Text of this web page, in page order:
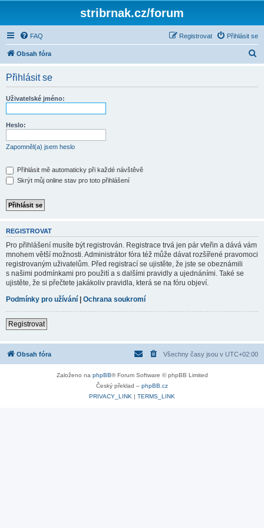
stribrnak.cz/forum
FAQ Přihlásit se
Registrovat
Obsah fóra
Přihlásit se
Uživatelské jméno:
Heslo:
Zapomněl(a) jsem heslo
Přihlásit mě automaticky při každé návštěvě
Skrýt můj online stav pro toto přihlášení
REGISTROVAT
Pro přihlášení musíte být registrován. Registrace trvá jen pár vteřin a dává vám
mnohem větší možnosti. Administrátor fóra též může dávat rozšířené pravomoci
registrovaným uživatelům. Před registrací se ujistěte, že jste se obeznámili
s našimi podmínkami pro použití a s dalšími pravidly a ujednáními. Také se
ujistěte, že si přečtete jakákoliv pravidla, která se na fóru objeví.
Podmínky pro užívání | Ochrana soukromí
Registrovat
Obsah fóra Všechny časy jsou v UTC+02:00
Založeno na phpBB® Forum Software © phpBB Limited
Český překlad – phpBB.cz
PRIVACY_LINK | TERMS_LINK